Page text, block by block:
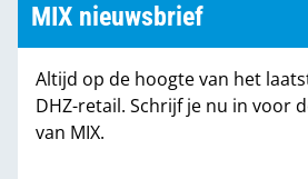
Partners
MIX nieuwsbrief
Altijd op de hoogte van het
DHZ-retail. Schrijf je nu in voor
van MIX.